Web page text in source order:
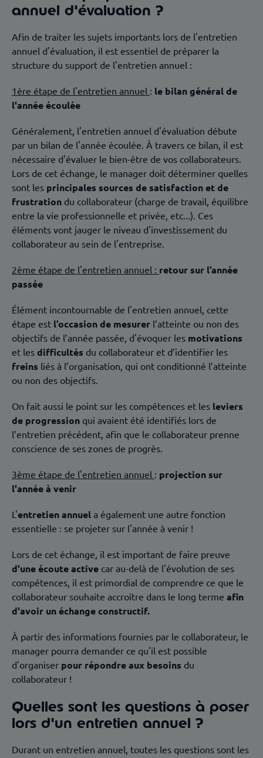
annuel d'évaluation ?
Afin de traiter les sujets importants lors de l'entretien
annuel d'évaluation, il est essentiel de préparer la
structure du support de l'entretien annuel :
1ère étape de l'entretien annuel : le bilan général de
l'année écoulée
Généralement, l'entretien annuel d'évaluation débute
par un bilan de l'année écoulée. À travers ce bilan, il est
nécessaire d'évaluer le bien-être de vos collaborateurs.
Lors de cet échange, le manager doit déterminer quelles
sont les principales sources de satisfaction et de
frustration du collaborateur (charge de travail, équilibre
entre la vie professionnelle et privée, etc...). Ces
éléments vont jauger le niveau d'investissement du
collaborateur au sein de l'entreprise.
2ème étape de l'entretien annuel : retour sur l’année
passée
Élément incontournable de l'entretien annuel, cette
étape est l’occasion de mesurer l’atteinte ou non des
objectifs de l’année passée, d'évoquer les motivations
et les difficultés du collaborateur et d’identifier les
freins liés à l’organisation, qui ont conditionné l’atteinte
ou non des objectifs.
On fait aussi le point sur les compétences et les leviers
de progression qui avaient été identifiés lors de
l’entretien précédent, afin que le collaborateur prenne
conscience de ses zones de progrès.
3ème étape de l'entretien annuel : projection sur
l'année à venir
L'entretien annuel a également une autre fonction
essentielle : se projeter sur l'année à venir !
Lors de cet échange, il est important de faire preuve
d'une écoute active car au-delà de l'évolution de ses
compétences, il est primordial de comprendre ce que le
collaborateur souhaite accroître dans le long terme afin
d'avoir un échange constructif.
À partir des informations fournies par le collaborateur, le
manager pourra demander ce qu'il est possible
d'organiser pour répondre aux besoins du
collaborateur !
Quelles sont les questions à poser
lors d'un entretien annuel ?
Durant un entretien annuel, toutes les questions sont les